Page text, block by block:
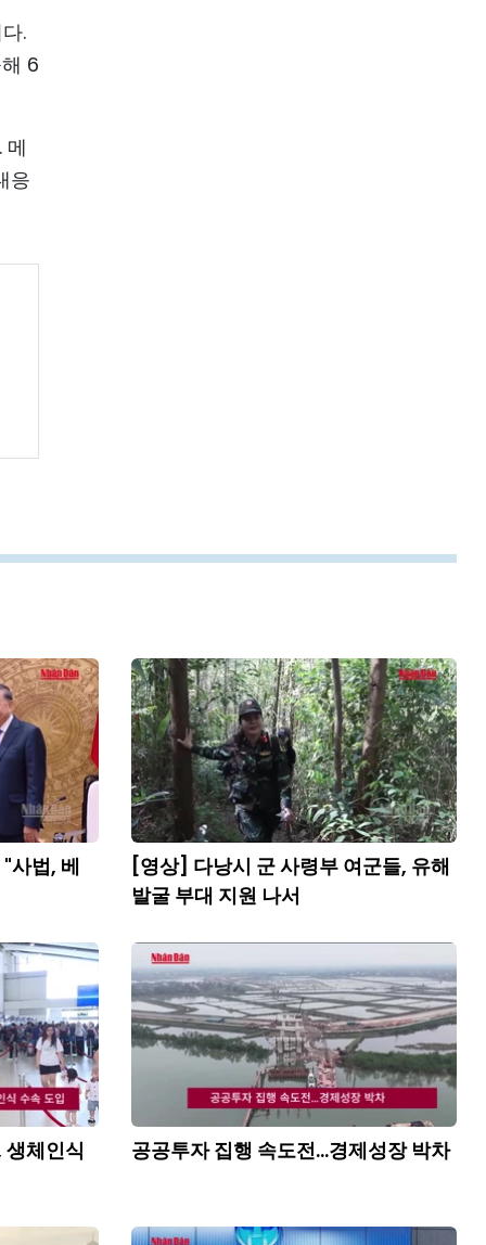
.
6
메
응
사법, 베
[영상] 다낭시 군 사령부 여군들, 유해
발굴 부대 지원 나서
체인식
공공투자 집행 속도전…경제성장 박차